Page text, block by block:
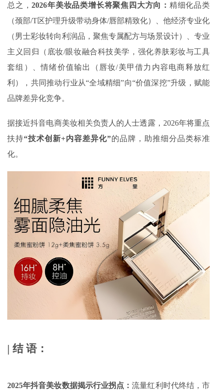
总之，2026年美妆品类增长将聚焦四大方向： 精细化品类
（颈部/T区护理升级带动身体/唇部精致化）、他经济专业化
（男士彩妆转向利润品，聚焦专属配方与场景设计）、专业
主义回归（底妆/眼妆融合科技美学，强化养肤彩妆与工具
套组）、情绪价值输出（唇妆/美甲借力内容电商释放红
利），共同推动行业从“全域精细”向“价值深挖”升级，赋能
品牌差异化竞争。
据接近抖音电商美妆相关负责人的人士透露，2026年将重点
扶持“技术创新+内容差异化”的品牌，助推细分品类标准
化。
| 结 语：
2025年抖音美妆数据揭示行业拐点：流量红利时代终结，市